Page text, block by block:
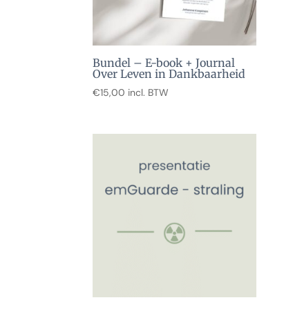
Bundel – E-book + Journal
Over Leven in Dankbaarheid
€15,00 incl. BTW